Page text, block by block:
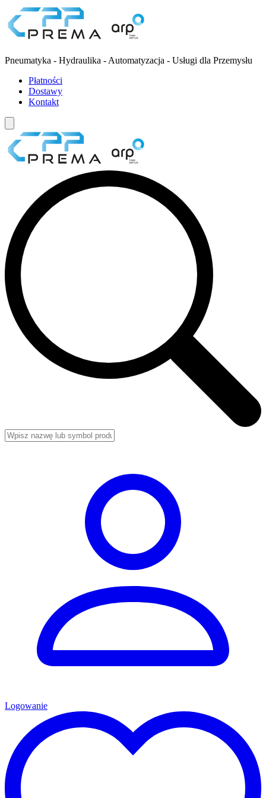
Pneumatyka - Hydraulika - Automatyzacja - Usługi dla Przemysłu
Płatności
Dostawy
Kontakt
Logowanie